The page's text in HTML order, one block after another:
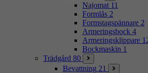
Najomat 11
Formlås 2
Formstagspännare 2
Armeringsbock 4
Armeringsklippare
Bockmaskin 1
Trädgård 80
Bevattning 21